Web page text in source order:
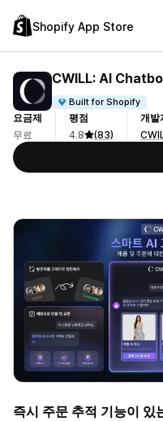
Shopify App Store
CWILL: AI
Built for Shopify
요금제
무료
평점
4.8
(83)
개발
즉시 주문 추적 기능이 있